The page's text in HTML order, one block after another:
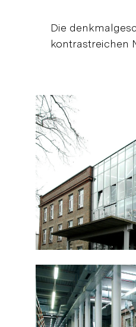
Die
kontrastreichen